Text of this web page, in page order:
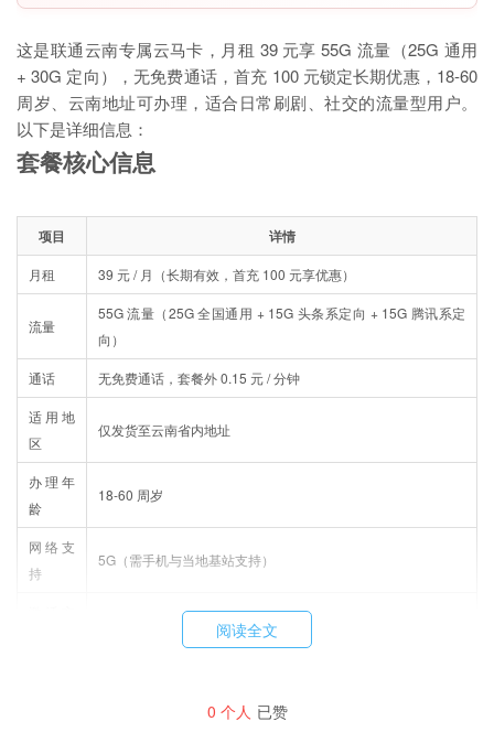
这是联通云南专属云马卡，月租 39 元享 55G 流量（25G 通用
+ 30G 定向），无免费通话，首充 100 元锁定长期优惠，18-60
周岁、云南地址可办理，适合日常刷剧、社交的流量型用户。
以下是详细信息：
套餐核心信息
项目 详情
月租 39 元 / 月（长期有效，首充 100 元享优惠）
流量
55G 流量（25G 全国通用 + 15G 头条系定向 + 15G 腾讯系定
向）
通话 无免费通话，套餐外 0.15 元 / 分钟
适用地
区
仅发货至云南省内地址
办理年
龄
18-60 周岁
网络支
持
5G（需手机与当地基站支持）
快递员上门实名激活，需持身份证原件
阅读全文
0 个人 已赞